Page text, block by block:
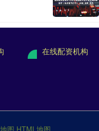
在线配资机构
图 HTML地图